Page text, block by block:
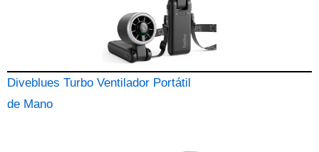
Diveblues Turbo Ventilador Portátil
de Mano